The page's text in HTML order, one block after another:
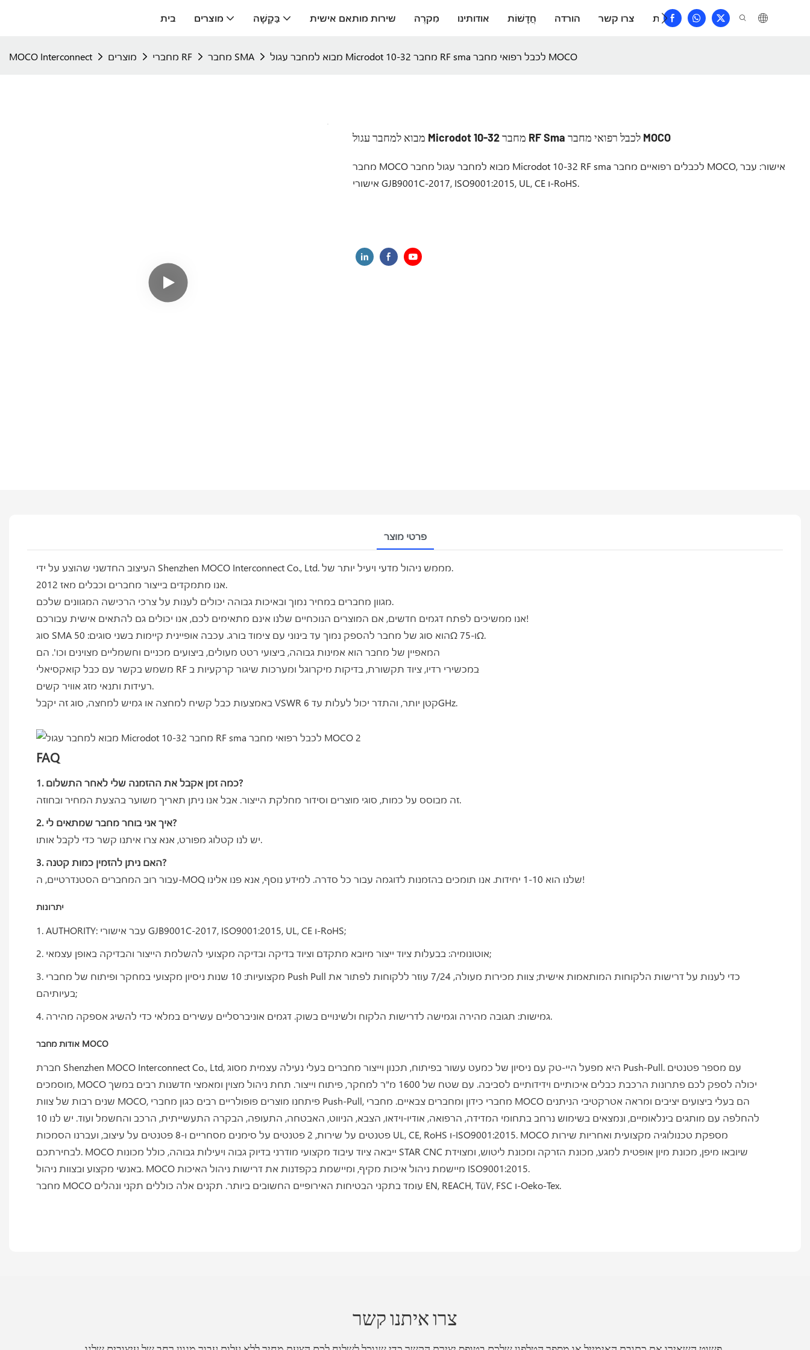
בית מוצרים בַּקָשָׁה שירות מותאם אישית מִקרֶה אודותינו חֲדָשׁוֹת הורדה צרו קשר שאלות נפוצות
MOCO Interconnect מוצרים מחברי RF מחבר SMA מבוא למחבר עגול Microdot 10-32 מחבר RF sma לכבל רפואי מחבר MOCO
מבוא למחבר עגול Microdot 10-32 מחבר RF Sma לכבל רפואי מחבר MOCO
מחבר MOCO מבוא למחבר עגול מחבר Microdot 10-32 RF sma לכבלים רפואיים מחבר MOCO, אישור: עבר
אישורי GJB9001C-2017, ISO9001:2015, UL, CE ו-RoHS.
פרטי מוצר
העיצוב החדשני שהוצע על ידי Shenzhen MOCO Interconnect Co., Ltd. מממש ניהול מדעי ויעיל יותר של.
אנו מתמקדים בייצור מחברים וכבלים מאז 2012.
מגוון מחברים במחיר נמוך ובאיכות גבוהה יכולים לענות על צרכי הרכישה המגוונים שלכם.
אנו ממשיכים לפתח דגמים חדשים, אם המוצרים הנוכחיים שלנו אינם מתאימים לכם, אנו יכולים גם להתאים אישית עבורכם!
סוג SMA הוא סוג של מחבר להספק נמוך עד בינוני עם צימוד בורג. עכבה אופיינית קיימות בשני סוגים: 50Ω ו-75Ω.
המאפיין של מחבר הוא אמינות גבוהה, ביצועי רטט מעולים, ביצועים מכניים וחשמליים מצוינים וכו'. הם
משמש בקשר עם כבל קואקסיאלי RF במכשירי רדיו, ציוד תקשורת, בדיקות מיקרוגל ומערכות שיגור קרקעיות ב
רעידות ותנאי מזג אוויר קשים.
באמצעות כבל קשיח למחצה או גמיש למחצה, סוג זה יקבל VSWR קטן יותר, והתדר יכול לעלות עד 6GHz.
FAQ
1. כמה זמן אקבל את ההזמנה שלי לאחר התשלום?
זה מבוסס על כמות, סוגי מוצרים וסידור מחלקת הייצור. אבל אנו ניתן תאריך משוער בהצעת המחיר ובחוזה.
2. איך אני בוחר מחבר שמתאים לי?
יש לנו קטלוג מפורט, אנא צרו איתנו קשר כדי לקבל אותו.
3. האם ניתן להזמין כמות קטנה?
עבור רוב המחברים הסטנדרטיים, ה-MOQ שלנו הוא 1-10 יחידות. אנו תומכים בהזמנות לדוגמה עבור כל סדרה. למידע נוסף, אנא פנו אלינו!
יתרונות
1. AUTHORITY: עבר אישורי GJB9001C-2017, ISO9001:2015, UL, CE ו-RoHS;
2. אוטונומיה: בבעלות ציוד ייצור מיובא מתקדם וציוד בדיקה ובדיקה מקצועי להשלמת הייצור והבדיקה באופן עצמאי;
3. מקצועיות: 10 שנות ניסיון מקצועי במחקר ופיתוח של מחברי Push Pull כדי לענות על דרישות הלקוחות המותאמות אישית; צוות מכירות מעולה, 7/24 עוזר ללקוחות לפתור את
בעיותיהם;
4. גמישות: תגובה מהירה וגמישה לדרישות הלקוח ולשינויים בשוק. דגמים אוניברסליים עשירים במלאי כדי להשיג אספקה ​​מהירה.
אודות מחבר MOCO
חברת Shenzhen MOCO Interconnect Co., Ltd, היא מפעל היי-טק עם ניסיון של כמעט עשור בפיתוח, תכנון וייצור מחברים בעלי נעילה עצמית מסוג Push-Pull. עם מספר פטנטים
מוסמכים, MOCO יכולה לספק לכם פתרונות הרכבת כבלים איכותיים וידידותיים לסביבה. עם שטח של 1600 מ"ר למחקר, פיתוח וייצור. תחת ניהול מצוין ומאמצי חדשנות רבים במשך
שנים רבות של צוות MOCO, פיתחנו מוצרים פופולריים רבים כגון מחברי Push-Pull, מחברי כידון ומחברים צבאיים. מחברי MOCO הם בעלי ביצועים יציבים ומראה אטרקטיבי הניתנים
להחלפה עם מותגים בינלאומיים, ונמצאים בשימוש נרחב בתחומי המדידה, הרפואה, אודיו-וידאו, הצבא, הניווט, האבטחה, התעופה, הבקרה התעשייתית, הרכב והחשמל ועוד. יש לנו 10
פטנטים על שירות, 2 פטנטים על סימנים מסחריים ו-8 פטנטים על עיצוב, ועברנו הסמכות UL, CE, RoHS ו-ISO9001:2015. MOCO מספקת טכנולוגיה מקצועית ואחריות שירות
לבחירתכם. MOCO ייבאה ציוד עיבוד מקצועי מודרני בדיוק גבוה ויעילות גבוהה, כולל מכונות STAR CNC שיובאו מיפן, מכונת מיון אופטית למגע, מכונת הזרקה ומכונת ליטוש, ומצוידת
באנשי מקצוע ובצוות ניהול. MOCO מיישמת ניהול איכות מקיף, ומיישמת בקפדנות את דרישות ניהול האיכות ISO9001:2015.
מחבר MOCO עומד בתקני הבטיחות האירופיים החשובים ביותר. תקנים אלה כוללים תקני ונהלים EN, REACH, TüV, FSC ו-Oeko-Tex.
צרו איתנו קשר